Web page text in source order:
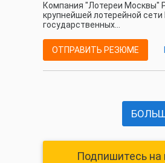
Компания "Лотереи Москвы"
крупнейшей лотерейной
государственных...
ОТПРАВИТЬ РЕЗЮМЕ
Подпишитесь на